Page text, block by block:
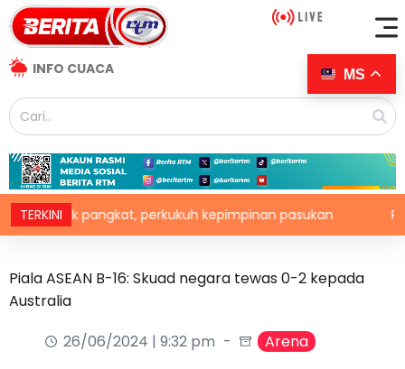
INFO CUACA
TERKINI
pangkat, perkukuh kepimpinan pasukan PRN
Piala ASEAN B-16: Skuad negara tewas 0-2 kepada
Australia
26/06/2024 | 9:32 pm
Arena
MS